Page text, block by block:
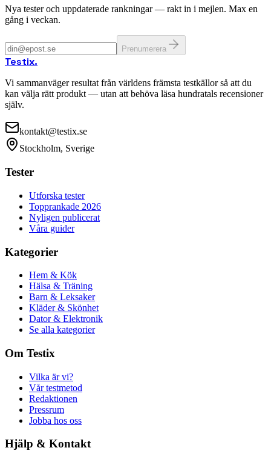
Nya tester och uppdaterade rankningar — rakt in i mejlen. Max en
gång i veckan.
Prenumerera
Testix.
Vi sammanväger resultat från världens främsta testkällor så att du
kan välja rätt produkt — utan att behöva läsa hundratals recensioner
själv.
kontakt@testix.se
Stockholm, Sverige
Tester
Utforska tester
Topprankade 2026
Nyligen publicerat
Våra guider
Kategorier
Hem & Kök
Hälsa & Träning
Barn & Leksaker
Kläder & Skönhet
Dator & Elektronik
Se alla kategorier
Om Testix
Vilka är vi?
Vår testmetod
Redaktionen
Pressrum
Jobba hos oss
Hjälp & Kontakt